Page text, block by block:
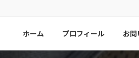
ホーム プロフィール お問